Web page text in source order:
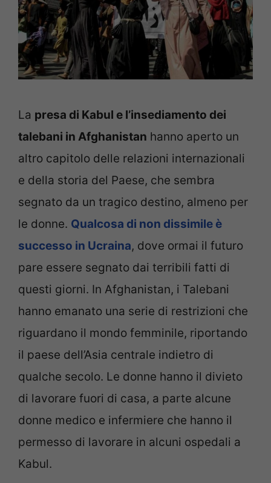
La presa di Kabul e l’insediamento dei
talebani in Afghanistan hanno aperto un
altro capitolo delle relazioni internazionali
e della storia del Paese, che sembra
segnato da un tragico destino, almeno per
le donne. Qualcosa di non dissimile è
successo in Ucraina, dove ormai il futuro
pare essere segnato dai terribili fatti di
questi giorni. In Afghanistan, i Talebani
hanno emanato una serie di restrizioni che
riguardano il mondo femminile, riportando
il paese dell’Asia centrale indietro di
qualche secolo. Le donne hanno il divieto
di lavorare fuori di casa, a parte alcune
donne medico e infermiere che hanno il
permesso di lavorare in alcuni ospedali a
Kabul.